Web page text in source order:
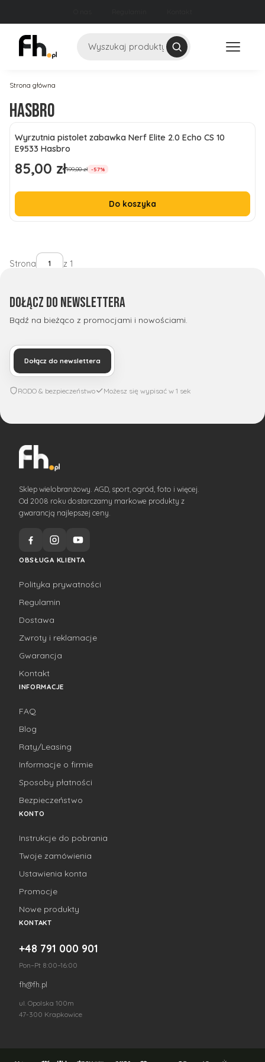
Szukaj
Strona główna
Hasbro
Lista produktów
Wyrzutnia pistolet zabawka Nerf Elite 2.0 Echo CS 10
E9533 Hasbro
Cena promocyjna
85,00 zł199,00 zł -57%
Do koszyka
Strona z 1
Dołącz do newslettera
Bądź na bieżąco z promocjami i nowościami.
Dołącz do newslettera
RODO & bezpieczeństwo Możesz się wypisać w 1 sek
Sklep wielobranżowy. AGD, sport, ogród, foto i więcej.
Od 2008 roku dostarczamy markowe produkty z
gwarancją najlepszej ceny.
OBSŁUGA KLIENTA
Polityka prywatności
Regulamin
Dostawa
Zwroty i reklamacje
Gwarancja
Kontakt
INFORMACJE
FAQ
Blog
Raty/Leasing
Informacje o firmie
Sposoby płatności
Bezpieczeństwo
KONTO
Instrukcje do pobrania
Twoje zamówienia
Ustawienia konta
Promocje
Nowe produkty
KONTAKT
+48 791 000 901
Pon–Pt 8:00–16:00
fh@fh.pl
ul. Opolska 100m
47-300 Krapkowice